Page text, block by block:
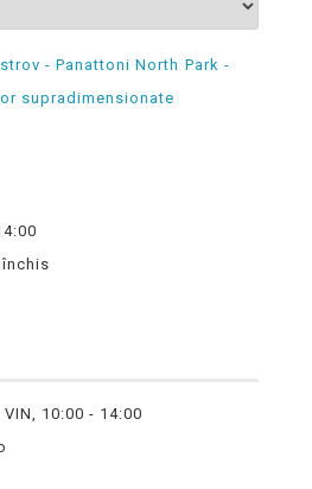
- Panattoni North Park -
supradimensionate
VIN, 10:00 - 14:00